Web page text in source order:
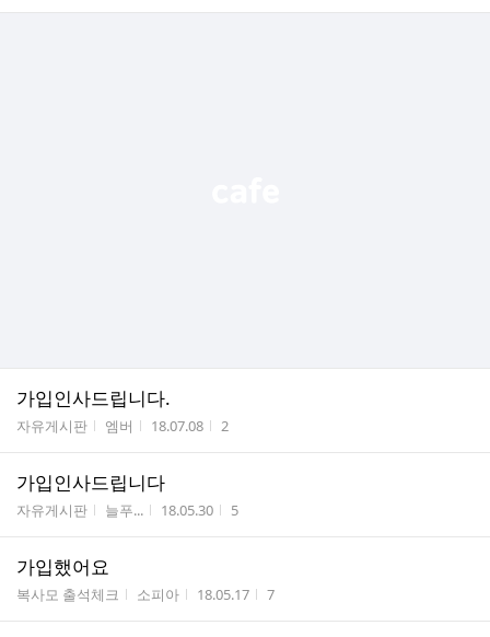
가입인사드립니다.
게시판명
자유게시판 작성자
엠버 작성시간
18.07.08 조회수
2
가입인사드립니다
게시판명
자유게시판 작성자
늘푸... 작성시간
18.05.30 조회수
5
가입했어요
게시판명
복사모 출석체크 작성자
소피아 작성시간
18.05.17 조회수
7